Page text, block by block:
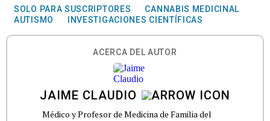
SOLO PARA SUSCRIPTORES
CANNABIS MEDICINAL
AUTISMO
INVESTIGACIONES CIENTÍFICAS
ACERCA DEL AUTOR
JAIME CLAUDIO
Médico y Profesor de Medicina de Familia del